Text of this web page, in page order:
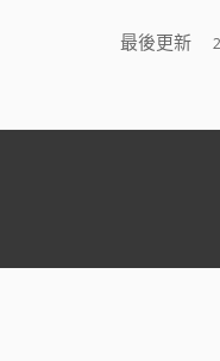
最後更新